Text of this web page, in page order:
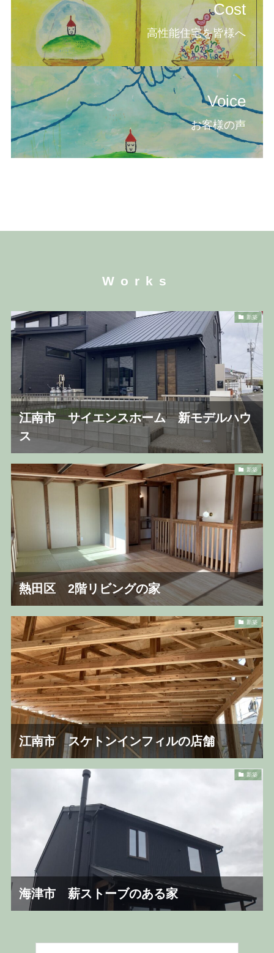
Cost
高性能住宅を皆様へ
Voice
お客様の声
Works
新築
江南市 サイエンスホーム 新モデルハウ
ス
新築
熱田区 2階リビングの家
新築
江南市 スケトンインフィルの店舗
新築
海津市 薪ストーブのある家